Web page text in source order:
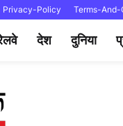
Privacy-Policy Terms-
देश दुनिया